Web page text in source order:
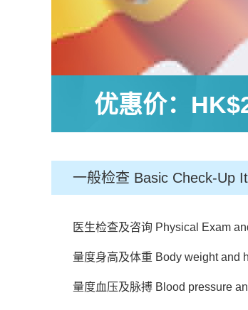
优惠价：
一般检查 Basic Check-Up
医生检查及咨询 Physical Exam
量度身高及体重 Body weight and
量度血压及脉搏 Blood pressure